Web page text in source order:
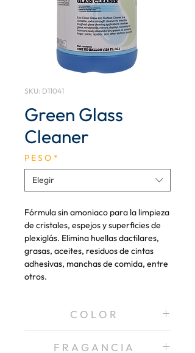
SKU: D11041
Green Glass
Cleaner
P E S O *
Elegir
Fórmula sin amoniaco para la limpieza
de cristales, espejos y superficies de
plexiglás. Elimina huellas dactilares,
grasas, aceites, residuos de cintas
adhesivas, manchas de comida, entre
otros.
C O L O R
F R A G A N C I A